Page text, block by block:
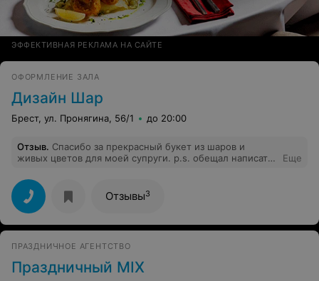
ЭФФЕКТИВНАЯ РЕКЛАМА НА САЙТЕ
ОФОРМЛЕНИЕ ЗАЛА
Дизайн Шар
Брест, ул. Пронягина, 56/1 до 20:00
Отзыв. Спасибо за прекрасный букет из шаров и
живых цветов для моей супруги. p.s. обещал написать
Еще
Отзывы3
ПРАЗДНИЧНОЕ АГЕНТСТВО
Праздничный MIX